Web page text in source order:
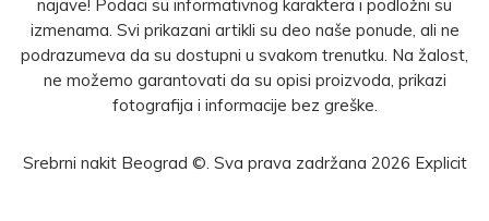
najave! Podaci su informativnog karaktera i podložni su
izmenama. Svi prikazani artikli su deo naše ponude, ali ne
podrazumeva da su dostupni u svakom trenutku. Na žalost,
ne možemo garantovati da su opisi proizvoda, prikazi
fotografija i informacije bez greške.
Srebrni nakit Beograd ©. Sva prava zadržana 2026 Explicit